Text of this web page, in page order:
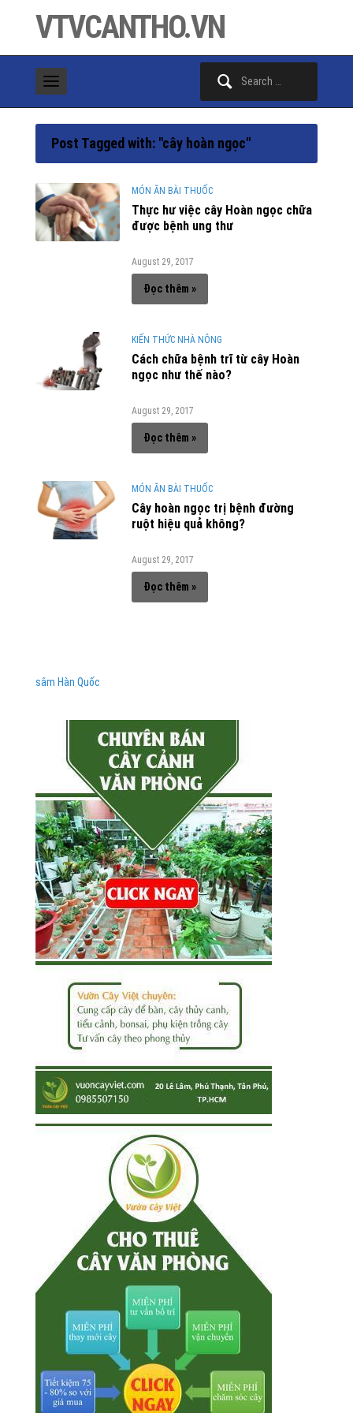
VTVCANTHO.VN
Post Tagged with: "cây hoàn ngọc"
MÓN ĂN BÀI THUỐC
Thực hư việc cây Hoàn ngọc chữa
được bệnh ung thư
August 29, 2017
Đọc thêm »
KIẾN THỨC NHÀ NÔNG
Cách chữa bệnh trĩ từ cây Hoàn
ngọc như thế nào?
August 29, 2017
Đọc thêm »
MÓN ĂN BÀI THUỐC
Cây hoàn ngọc trị bệnh đường
ruột hiệu quả không?
August 29, 2017
Đọc thêm »
sâm Hàn Quốc